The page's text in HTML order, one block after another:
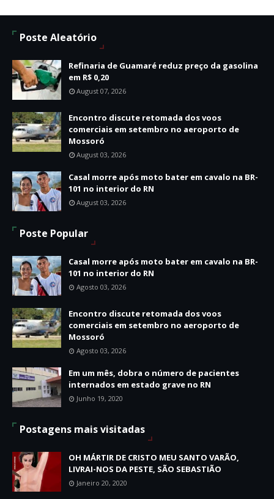
Poste Aleatório
Refinaria de Guamaré reduz preço da gasolina
em R$ 0,20
August 07, 2026
Encontro discute retomada dos voos
comerciais em setembro no aeroporto de
Mossoró
August 03, 2026
Casal morre após moto bater em cavalo na BR-
101 no interior do RN
August 03, 2026
Poste Popular
Casal morre após moto bater em cavalo na BR-
101 no interior do RN
Agosto 03, 2026
Encontro discute retomada dos voos
comerciais em setembro no aeroporto de
Mossoró
Agosto 03, 2026
Em um mês, dobra o número de pacientes
internados em estado grave no RN
Junho 19, 2020
Postagens mais visitadas
OH MÁRTIR DE CRISTO MEU SANTO VARÃO,
LIVRAI-NOS DA PESTE, SÃO SEBASTIÃO
Janeiro 20, 2020